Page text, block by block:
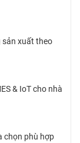
sản xuất theo
& IoT cho nhà
chọn phù hợp